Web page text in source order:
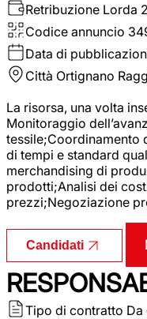
Retribuzione Lorda
Codice annuncio
Data di
Città Ortignano
La risorsa, una volta
Monitoraggio
tessile;Coordinamento
di tempi e standard
merchandising di
prodotti;Analisi dei
prezzi;Negoziazione
Candidati
Tipo di contratto Da